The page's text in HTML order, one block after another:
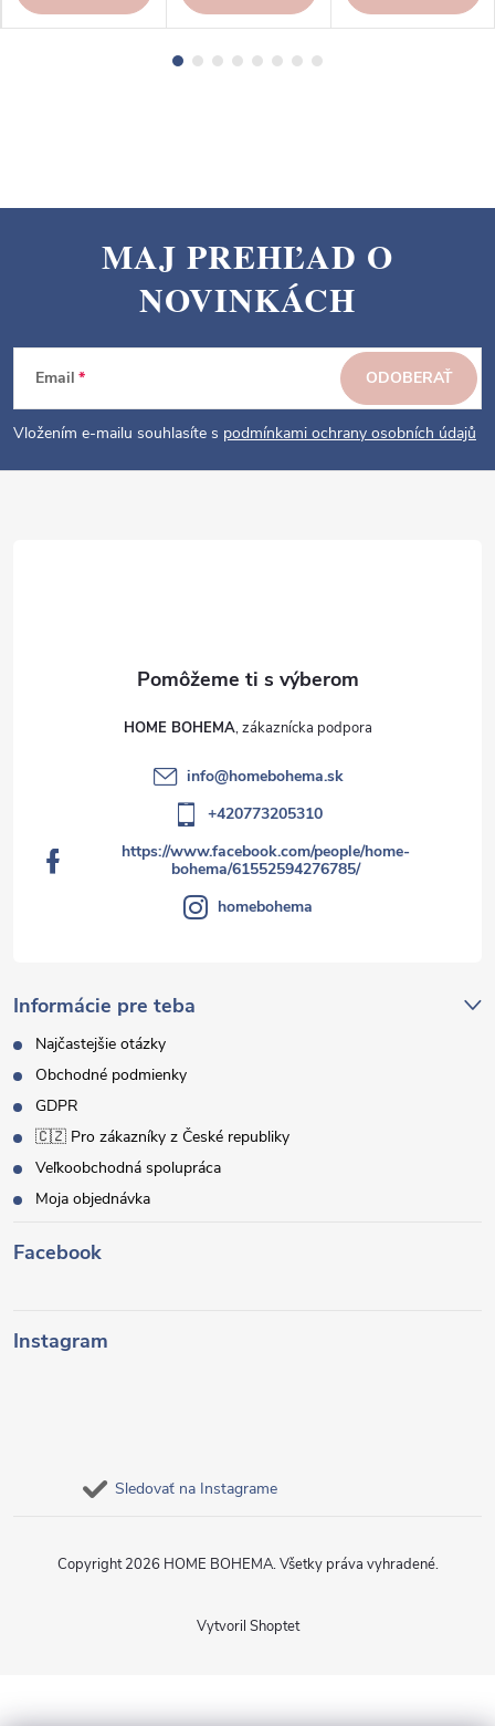
p
e
MAJ PREHĽAD O
NOVINKÁCH
Email
Vložením e-mailu souhlasíte s podmínkami ochrany osobních údajů
ODOBERAŤ
Informácie pre teba
Najčastejšie otázky
Obchodné podmienky
GDPR
🇨🇿 Pro zákazníky z České republiky
Veľkoobchodná spolupráca
Moja objednávka
HOME BOHEMA
info@homebohema.sk
+420773205310
https://www.facebook.com/people/home-
bohema/61552594276785/
homebohema
Facebook
Instagram
Sledovať na Instagrame
Vytvoril Shoptet
Copyright 2026 HOME BOHEMA. Všetky práva vyhradené.